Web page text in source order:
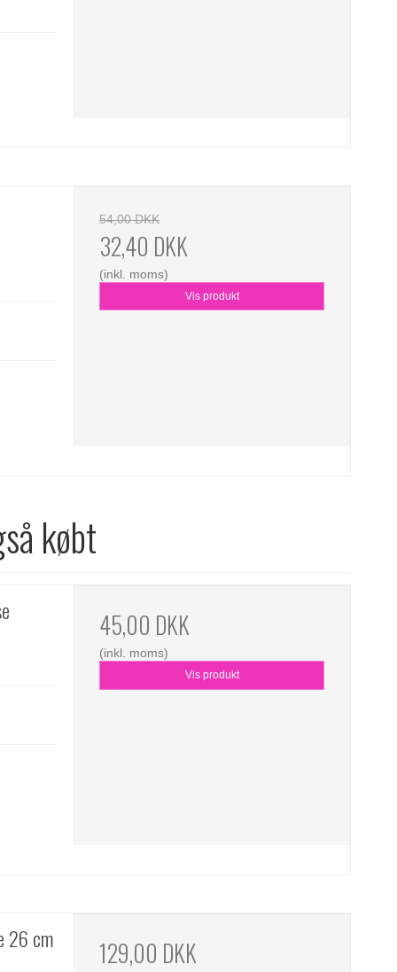
54,00 DKK
32,40 DKK
(inkl. moms)
Vis produkt
købt
45,00 DKK
(inkl. moms)
Vis produkt
26 cm 129,00 DKK